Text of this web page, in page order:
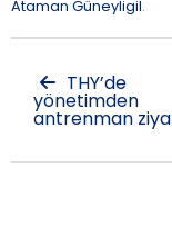
Ataman Güneyligil.
THY’de
yönetimden
antrenman